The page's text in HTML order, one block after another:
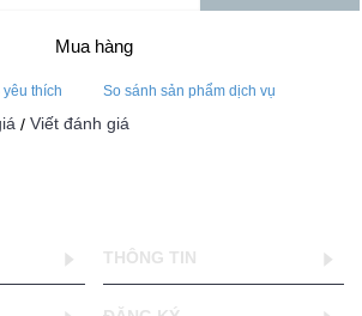
Mua hàng
thích So sánh sản phẩm dịch vụ
/ Viết đánh giá
THÔNG TIN